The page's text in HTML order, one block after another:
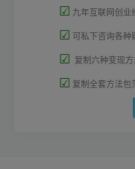
☑ 九年互联网创业
☑ 可私下咨询各种
☑ 复制六种变现
☑ 复制全套方法包